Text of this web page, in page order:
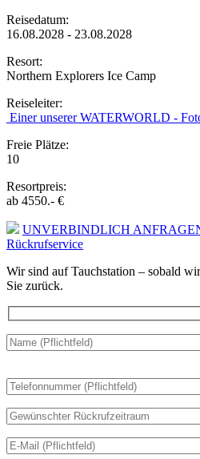
Reisedatum:
16.08.2028 - 23.08.2028
Resort:
Northern Explorers Ice Camp
Reiseleiter:
Einer unserer WATERWORLD -
Freie Plätze:
10
Resortpreis:
ab 4550.- €
UNVERBINDLICH
Rückrufservice
Wir sind auf Tauchstation – sobald
Sie zurück.
lasse
Feld